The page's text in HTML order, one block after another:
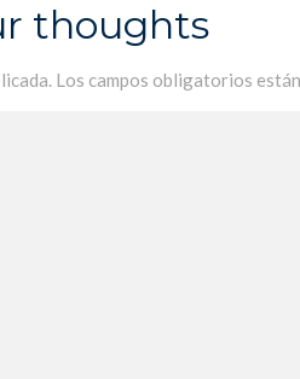
thoughts
Los campos obligatorios